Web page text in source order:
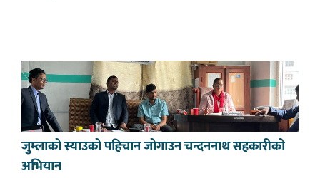
जुम्लाको स्याउको पहिचान जोगाउन चन्दननाथ सहकारीको
अभियान